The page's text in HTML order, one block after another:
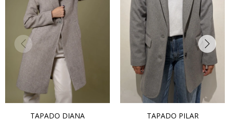
TAPADO DIANA TAPADO PILAR